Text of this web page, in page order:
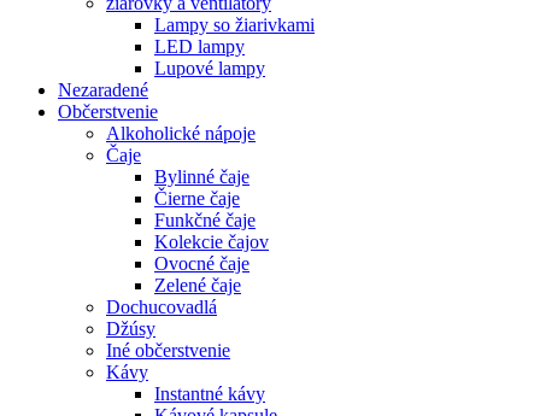
Lampy so žiarivkami
LED lampy
Lupové lampy
Nezaradené
Občerstvenie
Alkoholické nápoje
Čaje
Bylinné čaje
Čierne čaje
Funkčné čaje
Kolekcie čajov
Ovocné čaje
Zelené čaje
Dochucovadlá
Džúsy
Iné občerstvenie
Kávy
Instantné kávy